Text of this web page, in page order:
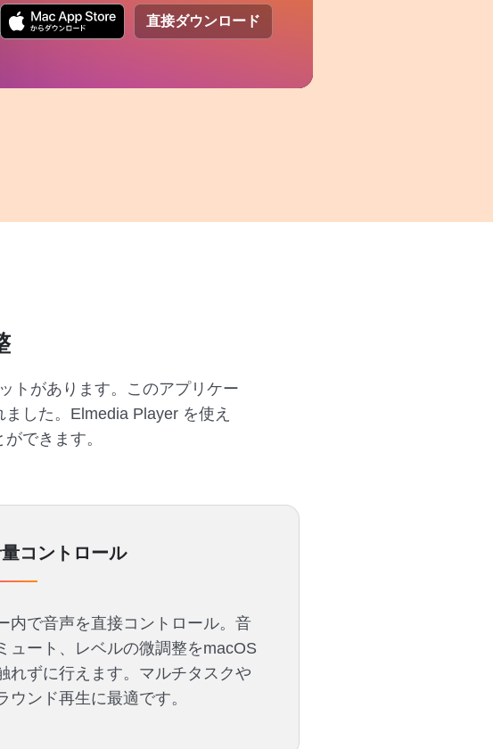
直接ダウンロード
トがあります。このアプリケー
した。Elmedia Player を使え
できます。
コントロール
内で音声を直接コントロール。音
ュート、レベルの微調整をmacOS
れずに行えます。マルチタスクや
ウンド再生に最適です。